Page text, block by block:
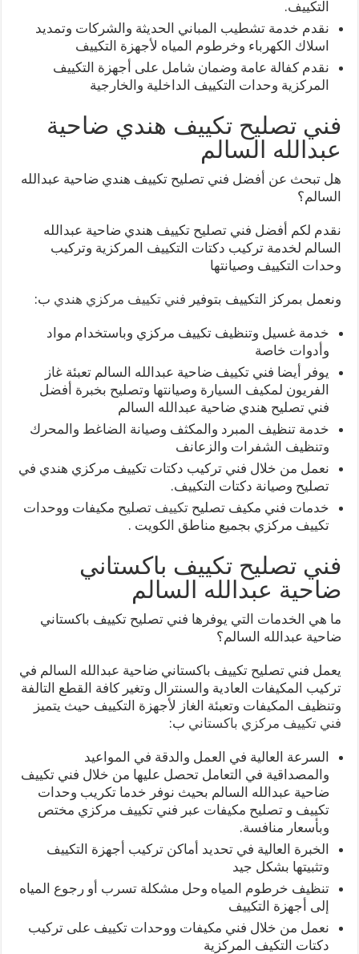
التكييف.
نقدم خدمة تشطيب المباني الحديثة والشركات وتمديد
اسلاك الكهرباء وخرطوم المياه لأجهزة التكييف
نقدم كفالة عامة وضمان شامل على أجهزة التكييف
المركزية وحدات التكييف الداخلية والخارجية
فني تصليح تكييف هندي ضاحية
عبدالله السالم
هل تبحث عن أفضل فني تصليح تكييف هندي ضاحية عبدالله
السالم؟
نقدم لكم أفضل فني تصليح تكييف هندي ضاحية عبدالله
السالم لخدمة تركيب دكتات التكييف المركزية وتركيب
وحدات التكييف وصيانتها
ونعمل بمركز التكييف بتوفير فني تكييف مركزي هندي ب:
خدمة غسيل وتنظيف تكييف مركزي وباستخدام مواد
وأدوات خاصة
يوفر أيضا فني تكييف ضاحية عبدالله السالم تعبئة غاز
الفريون لمكيف السيارة وصيانتها وتصليح بخبرة أفضل
فني تصليح هندي ضاحية عبدالله السالم
خدمة تنظيف المبرد والمكثف وصيانة الضاغط والمحرك
وتنظيف الشفرات والزعانف
نعمل من خلال فني تركيب دكتات تكييف مركزي هندي في
تصليح وصيانة دكتات التكييف.
خدمات فني مكيف تصليحتكييف تصليح مكيفات ووحدات
تكييف مركزي بجميع مناطق الكويت .
فني تصليح تكييف باكستاني
ضاحية عبدالله السالم
ما هي الخدمات التي يوفرها فني تصليح تكييف باكستاني
ضاحية عبدالله السالم؟
يعمل فني تصليح تكييف باكستاني ضاحية عبدالله السالم في
تركيب المكيفات العادية والسنترال وتغير كافة القطع التالفة
وتنظيف المكيفات وتعبئة الغاز لأجهزة التكييف حيث يتميز
فني تكييف مركزي باكستاني ب:
السرعة العالية في العمل والدقة في المواعيد
والمصداقية في التعامل تحصل عليها من خلال فني تكييف
ضاحية عبدالله السالم بحيث نوفر خدما تكريب وحدات
تكييف و تصليح مكيفات عبر فني تكييف مركزي مختص
وبأسعار منافسة.
الخبرة العالية في تحديد أماكن تركيب أجهزة التكييف
وتثبيتها بشكل جيد
تنظيف خرطوم المياه وحل مشكلة تسرب أو رجوع المياه
إلى أجهزة التكييف
نعمل من خلال فني مكيفات ووحدات تكييف على تركيب
دكتات التكيف المركزية